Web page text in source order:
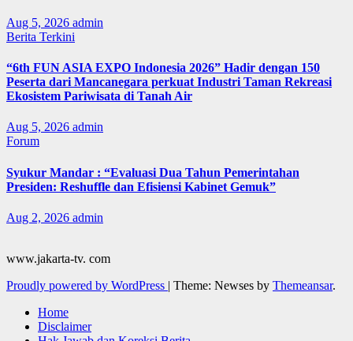
Aug 5, 2026 admin
Berita Terkini
“6th FUN ASIA EXPO Indonesia 2026” Hadir dengan 150
Peserta dari Mancanegara perkuat Industri Taman Rekreasi
Ekosistem Pariwisata di Tanah Air
Aug 5, 2026 admin
Forum
Syukur Mandar : “Evaluasi Dua Tahun Pemerintahan
Presiden: Reshuffle dan Efisiensi Kabinet Gemuk”
Aug 2, 2026 admin
www.jakarta-tv. com
Proudly powered by WordPress | Theme: Newses by Themeansar.
Home
Disclaimer